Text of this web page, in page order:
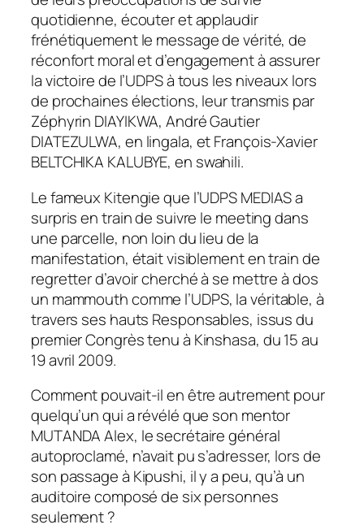
quotidienne, écouter et applaudir
frénétiquement le message de vérité, de
réconfort moral et d’engagement à assurer
la victoire de l’UDPS à tous les niveaux lors
de prochaines élections, leur transmis par
Zéphyrin DIAYIKWA, André Gautier
DIATEZULWA, en lingala, et François-Xavier
BELTCHIKA KALUBYE, en swahili.
Le fameux Kitengie que l’UDPS MEDIAS a
surpris en train de suivre le meeting dans
une parcelle, non loin du lieu de la
manifestation, était visiblement en train de
regretter d’avoir cherché à se mettre à dos
un mammouth comme l’UDPS, la véritable, à
travers ses hauts Responsables, issus du
premier Congrès tenu à Kinshasa, du 15 au
19 avril 2009.
Comment pouvait-il en être autrement pour
quelqu’un qui a révélé que son mentor
MUTANDA Alex, le secrétaire général
autoproclamé, n’avait pu s’adresser, lors de
son passage à Kipushi, il y a peu, qu’à un
auditoire composé de six personnes
seulement ?